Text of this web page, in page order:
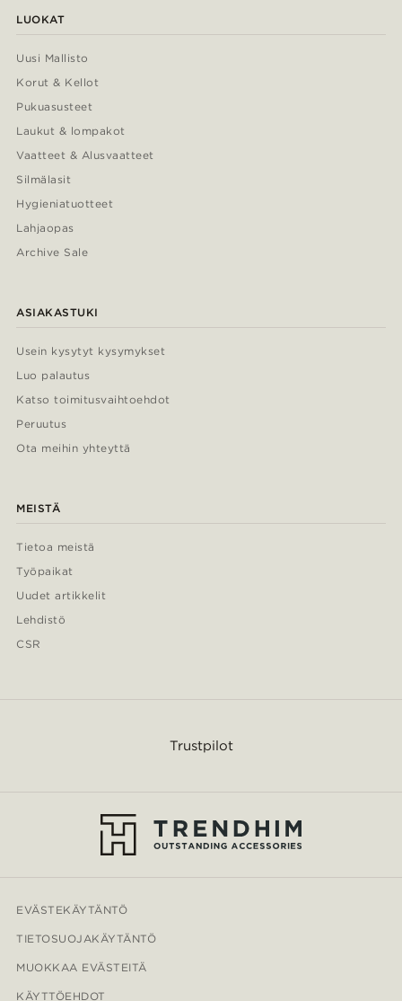
LUOKAT
Uusi Mallisto
Korut & Kellot
Pukuasusteet
Laukut & lompakot
Vaatteet & Alusvaatteet
Silmälasit
Hygieniatuotteet
Lahjaopas
Archive Sale
ASIAKASTUKI
Usein kysytyt kysymykset
Luo palautus
Katso toimitusvaihtoehdot
Peruutus
Ota meihin yhteyttä
MEISTÄ
Tietoa meistä
Työpaikat
Uudet artikkelit
Lehdistö
CSR
Trustpilot
EVÄSTEKÄYTÄNTÖ
TIETOSUOJAKÄYTÄNTÖ
MUOKKAA EVÄSTEITÄ
KÄYTTÖEHDOT